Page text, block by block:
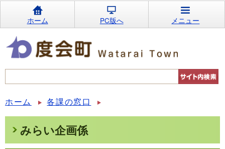
ホーム PC版へ メニュー
ホーム 各課の窓口
みらい企画係